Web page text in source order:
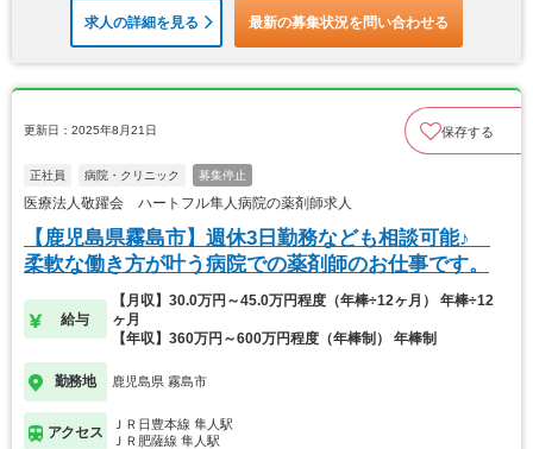
求人の詳細を見る 最新の募集状況を問い合わせる
更新日：2025年8月21日 保存する
正社員 病院・クリニック 募集停止
医療法人敬躍会 ハートフル隼人病院の薬剤師求人
【鹿児島県霧島市】週休3日勤務なども相談可能♪
柔軟な働き方が叶う病院での薬剤師のお仕事です。
給与
【月収】30.0万円～45.0万円程度（年棒÷12ヶ月） 年棒÷12
ヶ月
【年収】360万円～600万円程度（年棒制） 年棒制
勤務地 鹿児島県 霧島市
アクセス
ＪＲ日豊本線 隼人駅
ＪＲ肥薩線 隼人駅